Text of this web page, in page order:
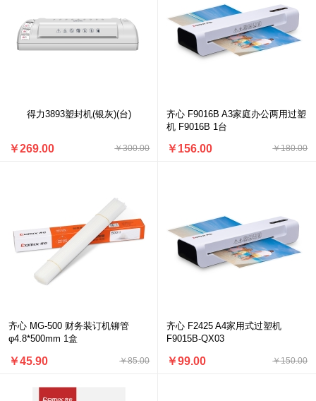
得力3893塑封机(银灰)(台)
￥300.00
￥269.00
齐心 F9016B A3家庭办公两用过塑
机 F9016B 1台
￥180.00
￥156.00
齐心 MG-500 财务装订机铆管
φ4.8*500mm 1盒
￥85.00
￥45.90
齐心 F2425 A4家用式过塑机
F9015B-QX03
￥150.00
￥99.00